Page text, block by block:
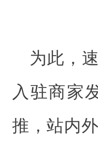
为此，
入驻商家
推，站内